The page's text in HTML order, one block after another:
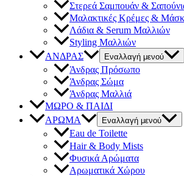
Στερεά Σαμπουάν &
Μαλακτικές Κρέμες &
Λάδια & Serum Μαλλιών
Styling Μαλλιών
ΑΝΔΡΑΣ
Εναλλαγή μενού
Άνδρας Πρόσωπο
Άνδρας Σώμα
Άνδρας Μαλλιά
ΜΩΡΟ & ΠΑΙΔΙ
ΑΡΩΜΑ
Εναλλαγή μενού
Eau de Toilette
Hair & Body Mists
Φυσικά Αρώματα
Αρωματικά Χώρου